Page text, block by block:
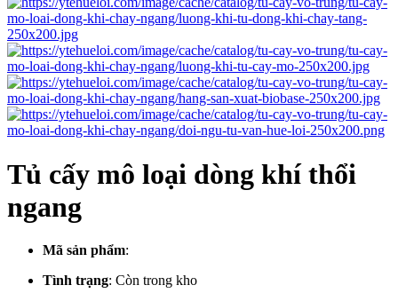
Tủ cấy mô loại dòng khí thổi
ngang
Mã sản phẩm:
Tình trạng: Còn trong kho